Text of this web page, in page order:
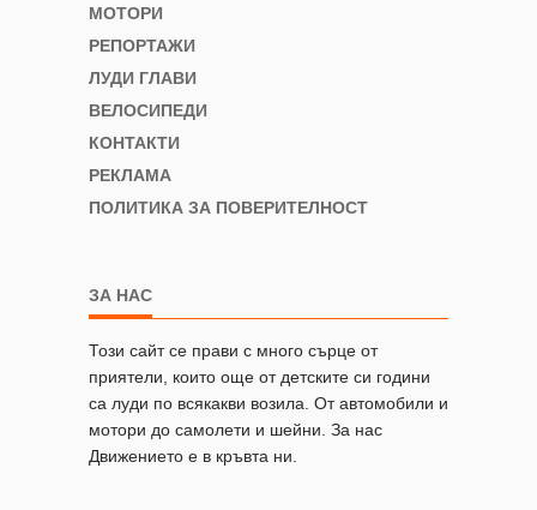
МОТОРИ
РЕПОРТАЖИ
ЛУДИ ГЛАВИ
ВЕЛОСИПЕДИ
КОНТАКТИ
РЕКЛАМА
ПОЛИТИКА ЗА ПОВЕРИТЕЛНОСТ
ЗА НАС
Този сайт се прави с много сърце от
приятели, които още от детските си години
са луди по всякакви возила. От автомобили и
мотори до самолети и шейни. За нас
Движението е в кръвта ни.